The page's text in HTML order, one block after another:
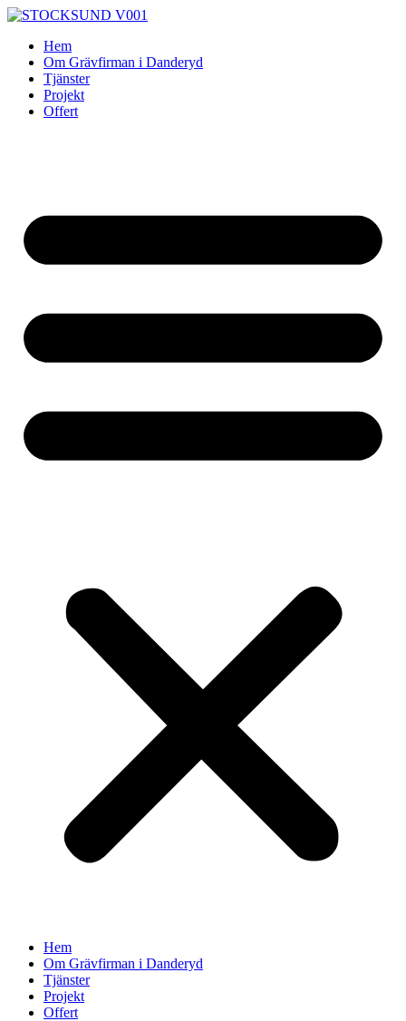
Skip
contentHem
Om Grävfirman i Danderyd
Tjänster
Projekt
Offert
Hem
Om Grävfirman i Danderyd
Tjänster
Projekt
Offert